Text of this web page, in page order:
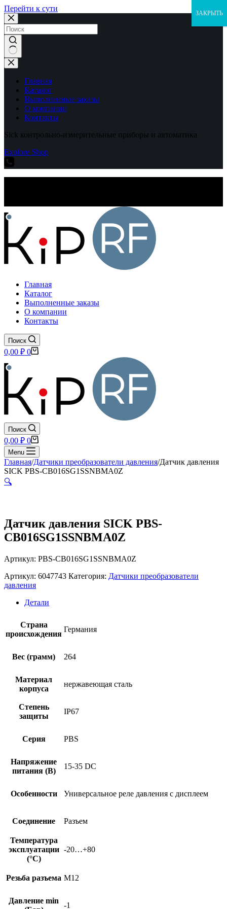
Перейти к сути
Ничего
не
найденоГлавная
Каталог
Выполненные заказы
О компании
Контакты
Sick контрольно-измерительные приборы и автоматика
Explore Shop
Главная
Каталог
Выполненные заказы
О компании
Контакты
Поиск
Корзина
0,00 ₽ 0
Поиск
Корзина
0,00 ₽ 0
Menu
Главная/Датчики преобразователи давления/Датчик давления
SICK PBS-CB016SG1SSNBMA0Z
🔍
Датчик давления SICK PBS-
CB016SG1SSNBMA0Z
Артикул: PBS-CB016SG1SSNBMA0Z
Артикул: 6047743 Категория: Датчики преобразователи
давления
Детали
Страна
происхождения
Германия
Вес (грамм) 264
Материал
корпуса
нержавеющая сталь
Степень
защиты
IP67
Серия PBS
Напряжение
питания (В)
15-35 DC
Особенности Универсальное реле давления с дисплеем
Соединение Разъем
Температура
эксплуатации
(°C)
-20…+80
Резьба разъема M12
Давление min
-1
ЗАКРЫТЬ